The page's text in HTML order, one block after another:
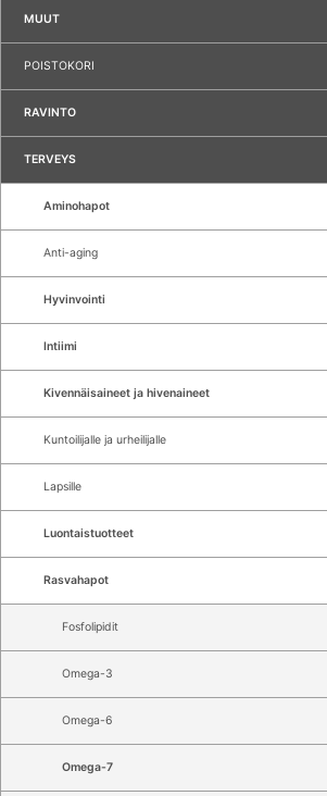
MUUT
POISTOKORI
RAVINTO
TERVEYS
Aminohapot
Anti-aging
Hyvinvointi
Intiimi
Kivennäisaineet ja hivenaineet
Kuntoilijalle ja urheilijalle
Lapsille
Luontaistuotteet
Rasvahapot
Fosfolipidit
Omega-3
Omega-6
Omega-7